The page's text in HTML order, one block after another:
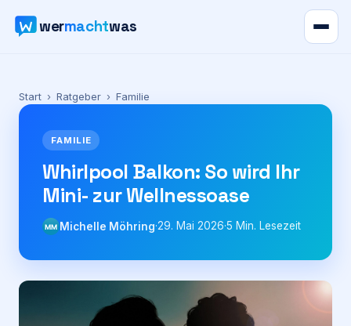
wermachtwas
Karte
News
Ratgeber
Werbung
Start › Ratgeber › Familie
FAMILIE
Whirlpool Balkon: So wird Ihr
Mini- zur Wellnessoase
MM Michelle Möhring·29. Mai 2026·5 Min. Lesezeit